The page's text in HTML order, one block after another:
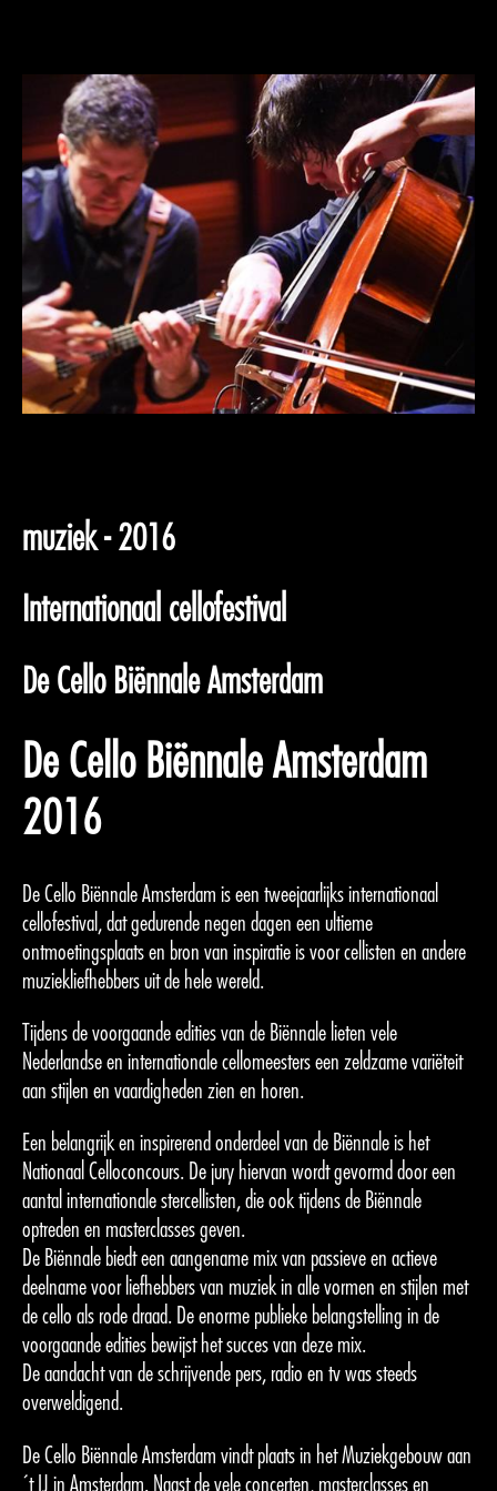
muziek - 2016
Internationaal cellofestival
De Cello Biënnale Amsterdam
De Cello Biënnale Amsterdam
2016
De Cello Biënnale Amsterdam is een tweejaarlijks internationaal
cellofestival, dat gedurende negen dagen een ultieme
ontmoetingsplaats en bron van inspiratie is voor cellisten en andere
muziekliefhebbers uit de hele wereld.
Tijdens de voorgaande edities van de Biënnale lieten vele
Nederlandse en internationale cellomeesters een zeldzame variëteit
aan stijlen en vaardigheden zien en horen.
Een belangrijk en inspirerend onderdeel van de Biënnale is het
Nationaal Celloconcours. De jury hiervan wordt gevormd door een
aantal internationale stercellisten, die ook tijdens de Biënnale
optreden en masterclasses geven.
De Biënnale biedt een aangename mix van passieve en actieve
deelname voor liefhebbers van muziek in alle vormen en stijlen met
de cello als rode draad. De enorme publieke belangstelling in de
voorgaande edities bewijst het succes van deze mix.
De aandacht van de schrijvende pers, radio en tv was steeds
overweldigend.
De Cello Biënnale Amsterdam vindt plaats in het Muziekgebouw aan
´t IJ in Amsterdam. Naast de vele concerten, masterclasses en